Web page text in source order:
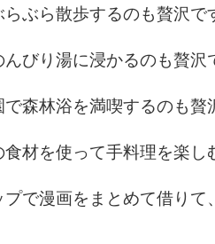
ぶら散歩するのも贅沢で
びり湯に浸かるのも贅沢
森林浴を満喫するのも贅
材を使って手料理を楽し
プで漫画をまとめて借り